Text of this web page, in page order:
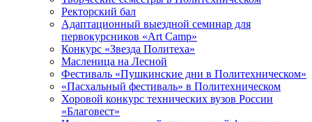
Ректорский бал
Адаптационный выездной семинар для
первокурсников «Art Camp»
Конкурс «Звезда Политеха»
Масленица на Лесной
Фестиваль «Пушкинские дни в Политехническом»
«Пасхальный фестиваль» в Политехническом
Хоровой конкурс технических вузов России
«Благовест»